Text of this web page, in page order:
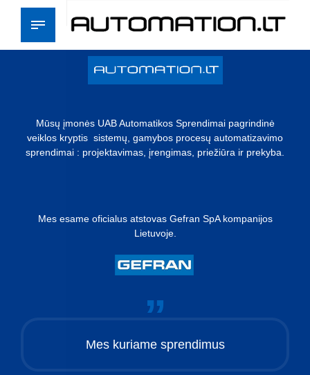
Mūsų įmonės UAB Automatikos Sprendimai pagrindinė
veiklos kryptis sistemų, gamybos procesų automatizavimo
sprendimai : projektavimas, įrengimas, priežiūra ir prekyba.
Mes esame oficialus atstovas Gefran SpA kompanijos
Lietuvoje.
Mes kuriame sprendimus